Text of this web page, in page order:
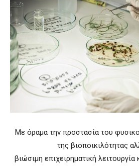
Με όραμα την προστασία του
της βιοποικιλότητας
βιώσιμη επιχειρηματική